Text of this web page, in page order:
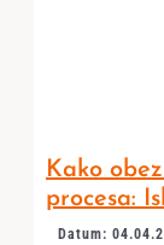
Kako
procesa:
Datum: